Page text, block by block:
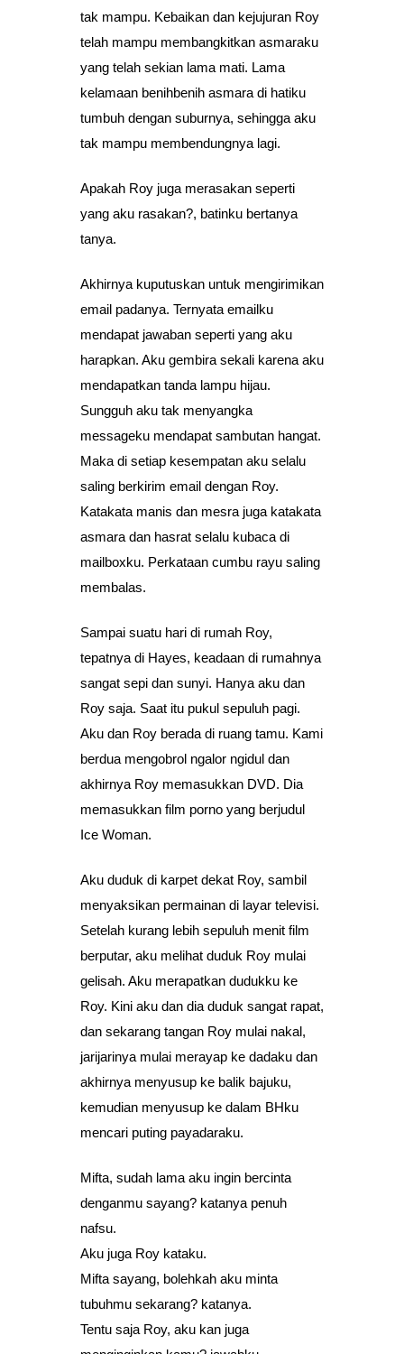
tak mampu. Kebaikan dan kejujuran Roy
telah mampu membangkitkan asmaraku
yang telah sekian lama mati. Lama
kelamaan benihbenih asmara di hatiku
tumbuh dengan suburnya, sehingga aku
tak mampu membendungnya lagi.
Apakah Roy juga merasakan seperti
yang aku rasakan?, batinku bertanya
tanya.
Akhirnya kuputuskan untuk mengirimikan
email padanya. Ternyata emailku
mendapat jawaban seperti yang aku
harapkan. Aku gembira sekali karena aku
mendapatkan tanda lampu hijau.
Sungguh aku tak menyangka
messageku mendapat sambutan hangat.
Maka di setiap kesempatan aku selalu
saling berkirim email dengan Roy.
Katakata manis dan mesra juga katakata
asmara dan hasrat selalu kubaca di
mailboxku. Perkataan cumbu rayu saling
membalas.
Sampai suatu hari di rumah Roy,
tepatnya di Hayes, keadaan di rumahnya
sangat sepi dan sunyi. Hanya aku dan
Roy saja. Saat itu pukul sepuluh pagi.
Aku dan Roy berada di ruang tamu. Kami
berdua mengobrol ngalor ngidul dan
akhirnya Roy memasukkan DVD. Dia
memasukkan film porno yang berjudul
Ice Woman.
Aku duduk di karpet dekat Roy, sambil
menyaksikan permainan di layar televisi.
Setelah kurang lebih sepuluh menit film
berputar, aku melihat duduk Roy mulai
gelisah. Aku merapatkan dudukku ke
Roy. Kini aku dan dia duduk sangat rapat,
dan sekarang tangan Roy mulai nakal,
jarijarinya mulai merayap ke dadaku dan
akhirnya menyusup ke balik bajuku,
kemudian menyusup ke dalam BHku
mencari puting payadaraku.
Mifta, sudah lama aku ingin bercinta
denganmu sayang? katanya penuh
nafsu.
Aku juga Roy kataku.
Mifta sayang, bolehkah aku minta
tubuhmu sekarang? katanya.
Tentu saja Roy, aku kan juga